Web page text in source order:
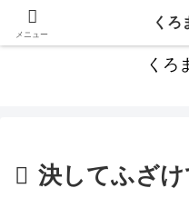
カンボジア旅行
くろ
決してふざ
メニュー
くろ